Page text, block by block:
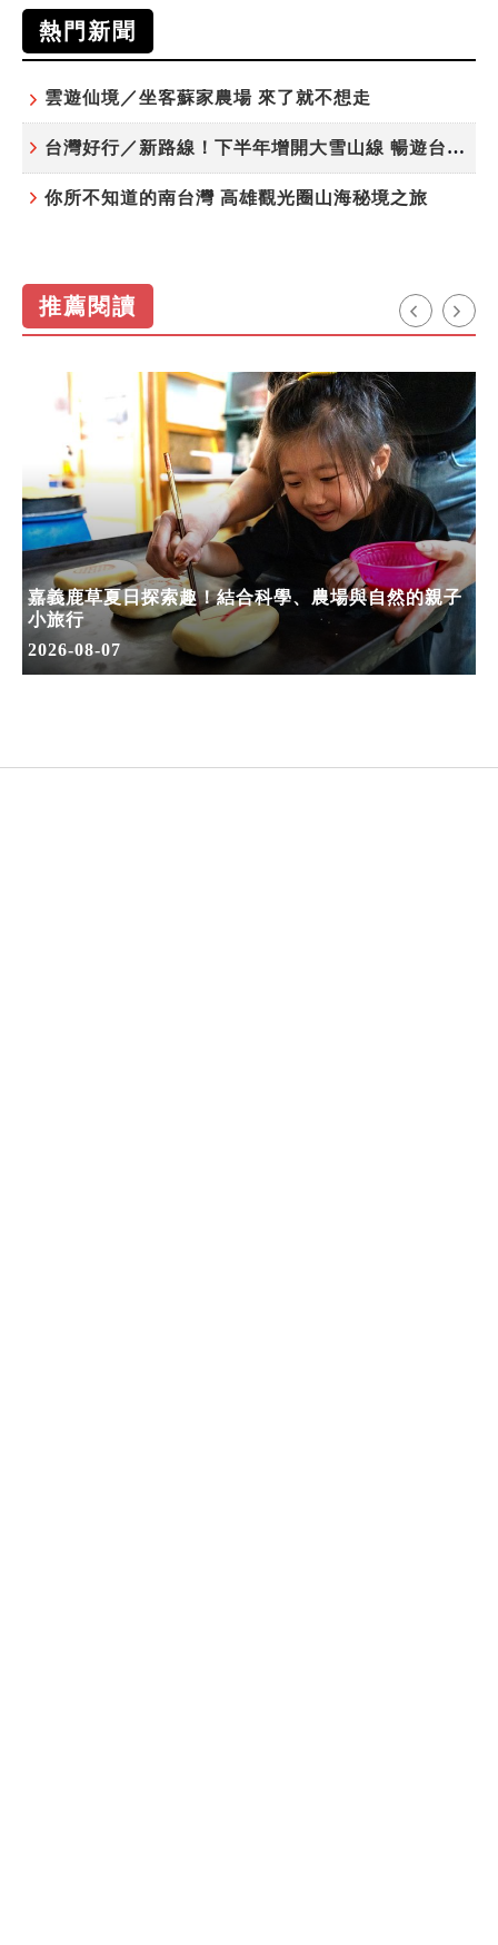
熱門新聞
雲遊仙境／坐客蘇家農場 來了就不想走
台灣好行／新路線！下半年增開大雪山線 暢遊台中更便利
你所不知道的南台灣 高雄觀光圈山海秘境之旅
推薦閱讀
嘉義鹿草夏日探索趣！結合科學、農場與自然的親子
小旅行
2026-08-07